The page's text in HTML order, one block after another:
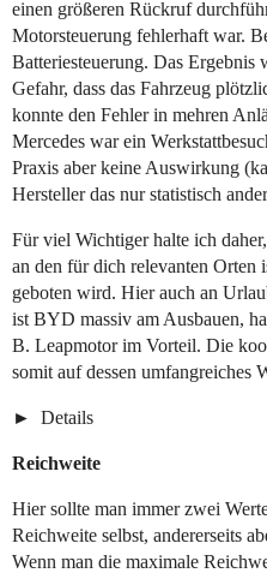
einen größeren Rückruf
Motorsteuerung fehlerhaft war.
Batteriesteuerung. Das Ergebnis
Gefahr, dass das Fahrzeug
konnte den Fehler in mehren
Mercedes war ein
Praxis aber keine Auswirkung
Hersteller das nur statistisch
Für viel Wichtiger halte ich
an den für dich relevanten Orten
geboten wird. Hier auch an
ist BYD massiv am Ausbauen,
B. Leapmotor im Vorteil. Die
somit auf dessen umfangreiches
Details
Reichweite
Hier sollte man immer zwei
Reichweite selbst, andererseits
Wenn man die maximale